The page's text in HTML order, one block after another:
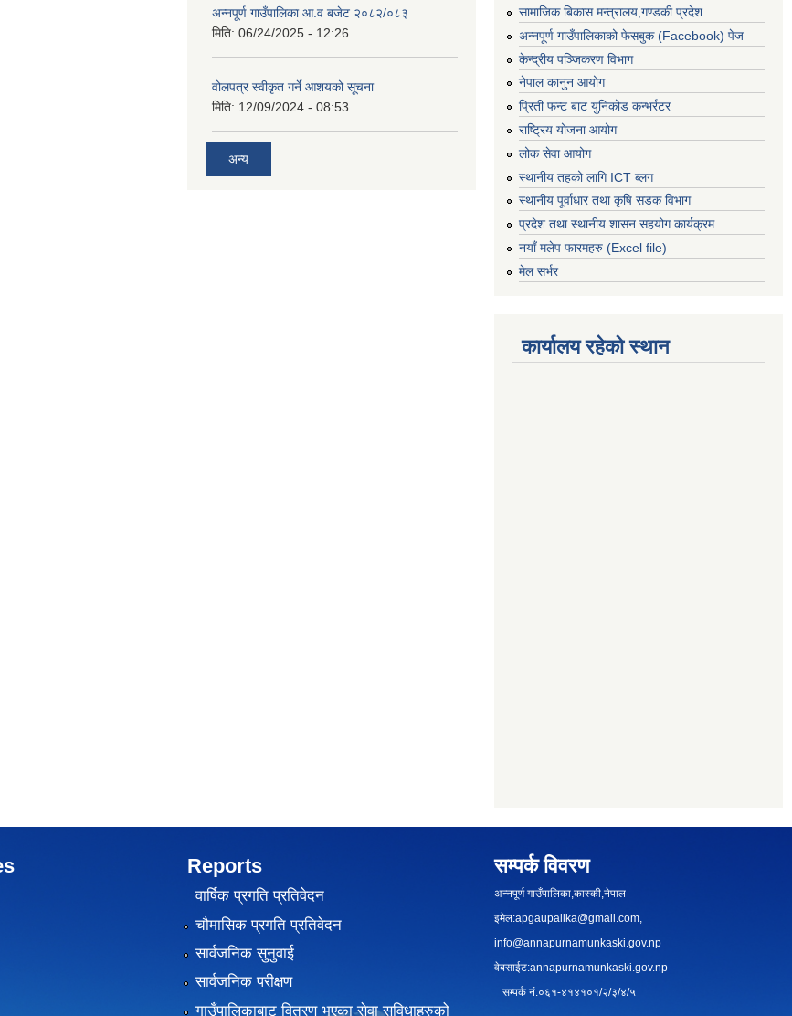
अन्नपूर्ण गाउँपालिका आ.व बजेट २०८२/०८३
मिति: 06/24/2025 - 12:26
वोलपत्र स्वीकृत गर्ने आशयको सूचना
मिति: 12/09/2024 - 08:53
अन्य
सामाजिक बिकास मन्त्रालय,गण्डकी प्रदेश
अन्नपूर्ण गाउँपालिकाको फेसबुक (Facebook) पेज
केन्द्रीय पञ्जिकरण विभाग
नेपाल कानुन आयोग
प्रिती फन्ट बाट युनिकोड कन्भर्रटर
राष्ट्रिय योजना आयोग
लोक सेवा आयोग
स्थानीय तहको लागि ICT ब्लग
स्थानीय पूर्वाधार तथा कृषि सडक विभाग
प्रदेश तथा स्थानीय शासन सहयोग कार्यक्रम
नयाँ मलेप फारमहरु (Excel file)
मेल सर्भर
कार्यालय रहेको स्थान
Reports
वार्षिक प्रगति प्रतिवेदन
चौमासिक प्रगति प्रतिवेदन
सार्वजनिक सुनुवाई
सार्वजनिक परीक्षण
गाउँपालिकाबाट वितरण भएका सेवा सुविधाहरुको
सम्पर्क विवरण
अन्नपूर्ण गाउँपालिका,कास्की,नेपाल
इमेल:apgaupalika@gmail.com
info@annapurnamunkaski.gov.np
वेबसाईट:annapurnamunkaski.gov.np
सम्पर्क नं:०६१-४१४१०१/२/३/४/५